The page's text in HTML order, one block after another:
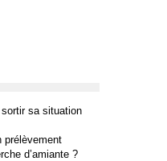
sa situation
prélèvement
d’amiante ?